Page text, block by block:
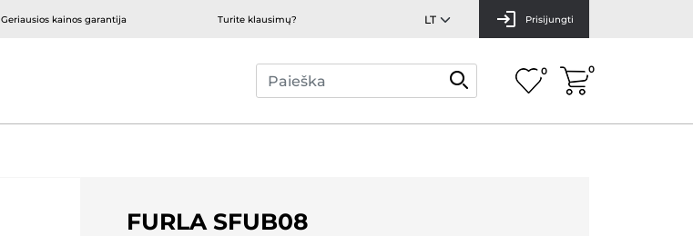
Geriausios kainos garantija Turite klausimų? Prisijungti
0 0
FURLA SFUB08